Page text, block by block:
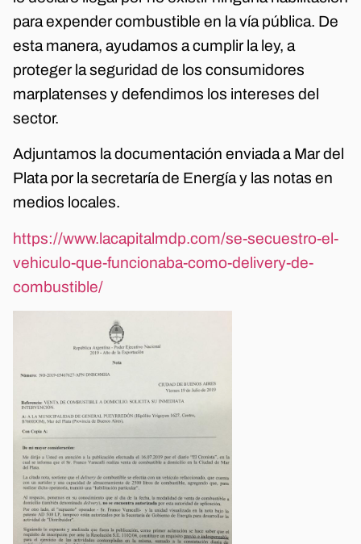
para expender combustible en la vía pública. De
esta manera, ayudamos a cumplir la ley, a
proteger la seguridad de los consumidores
marplatenses y defendimos los intereses del
sector.
Adjuntamos la documentación enviada a Mar del
Plata por la secretaría de Energía y las notas en
medios locales.
https://www.lacapitalmdp.com/se-secuestro-el-
vehiculo-que-funcionaba-como-delivery-de-
combustible/